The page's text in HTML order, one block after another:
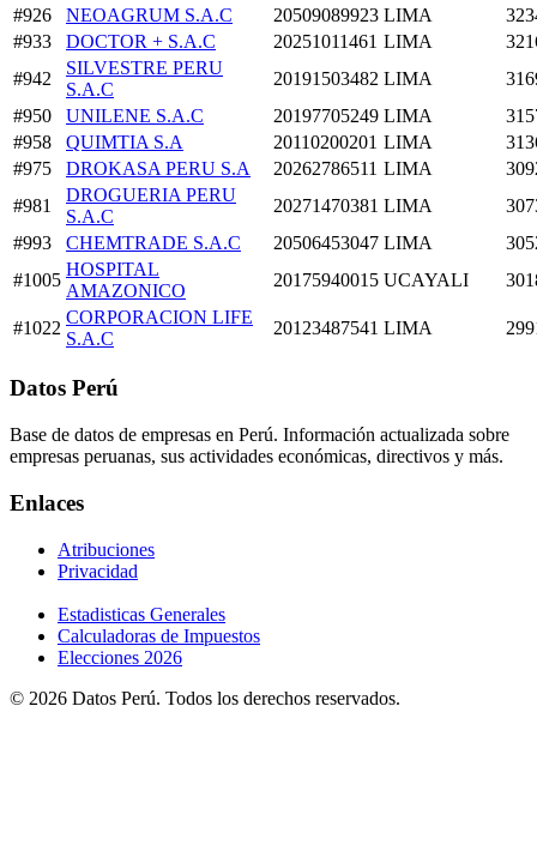
#926
NEOAGRUM S.A.C 20509089923 LIMA
#933
DOCTOR + S.A.C 20251011461 LIMA
#942
SILVESTRE PERU
S.A.C
20191503482 LIMA
#950
UNILENE S.A.C 20197705249 LIMA
#958
QUIMTIA S.A 20110200201 LIMA
#975
DROKASA PERU S.A 20262786511 LIMA
#981
DROGUERIA PERU
S.A.C
20271470381 LIMA
#993
CHEMTRADE S.A.C 20506453047 LIMA
#1005
HOSPITAL
AMAZONICO
20175940015 UCAYALI
#1022
CORPORACION LIFE
S.A.C
20123487541 LIMA
Datos Perú
Base de datos de empresas en Perú. Información actualizada sobre
empresas peruanas, sus actividades económicas, directivos y más.
Enlaces
Atribuciones
Privacidad
Estadisticas Generales
Calculadoras de Impuestos
Elecciones 2026
© 2026 Datos Perú. Todos los derechos reservados.